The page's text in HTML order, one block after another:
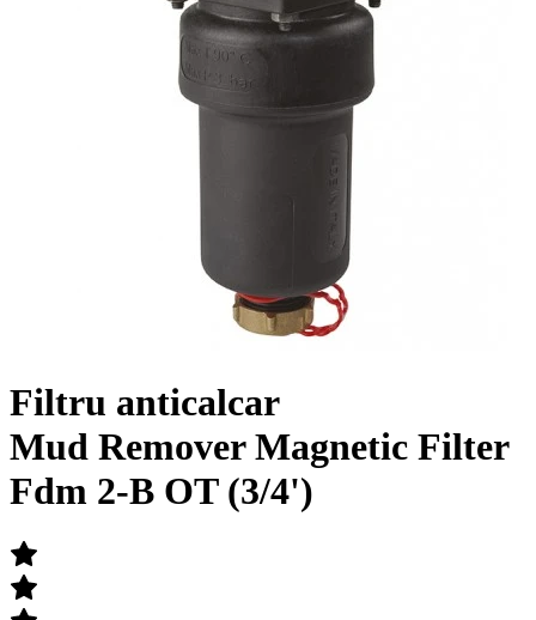
Filtru anticalcar
Mud Remover Magnetic Filter
Fdm 2-B OT (3/4')